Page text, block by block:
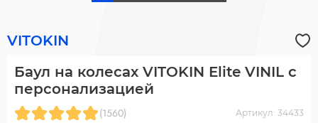
VITOKIN
Баул на колесах VITOKIN Elite VINIL с
персонализацией
(1560) Артикул: 34433